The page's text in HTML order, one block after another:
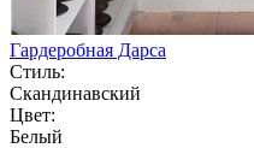
Гардеробная Дарса
Стиль:
Скандинавский
Цвет:
Белый